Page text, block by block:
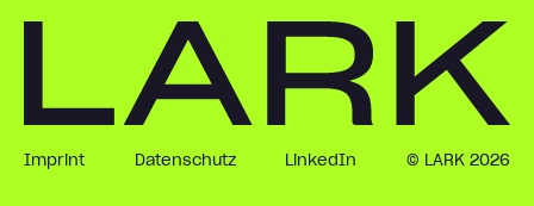
Imprint Datenschutz LinkedIn © LARK 2026